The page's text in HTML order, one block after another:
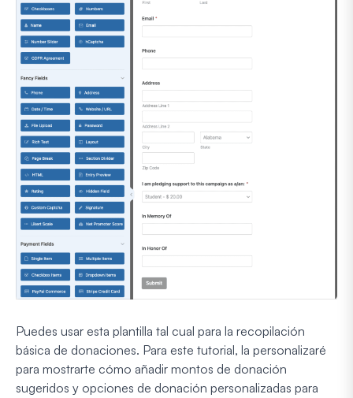
Puedes usar esta plantilla tal cual para la recopilación
básica de donaciones. Para este tutorial, la personalizaré
para mostrarte cómo añadir montos de donación
sugeridos y opciones de donación personalizadas para